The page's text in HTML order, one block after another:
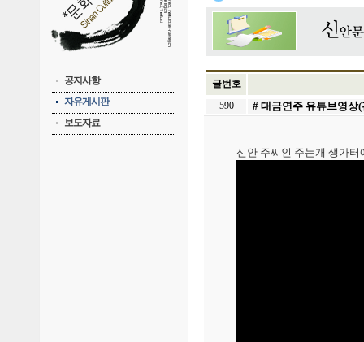
공지사항
자유게시판
보도자료
글번호
590
# 대금연주 유튜브영상
신안 주씨인 주논개 생가